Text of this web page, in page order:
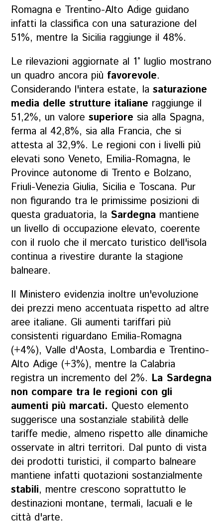
Romagna e Trentino-Alto Adige guidano
infatti la classifica con una saturazione del
51%, mentre la Sicilia raggiunge il 48%.
Le rilevazioni aggiornate al 1° luglio mostrano
un quadro ancora più favorevole.
Considerando l'intera estate, la saturazione
media delle strutture italiane raggiunge il
51,2%, un valoresuperiore sia alla Spagna,
ferma al 42,8%, sia alla Francia, che si
attesta al 32,9%. Le regioni con i livelli più
elevati sono Veneto, Emilia-Romagna, le
Province autonome di Trento e Bolzano,
Friuli-Venezia Giulia, Sicilia e Toscana. Pur
non figurando tra le primissime posizioni di
questa graduatoria, la Sardegna mantiene
un livello di occupazione elevato, coerente
con il ruolo che il mercato turistico dell'isola
continua a rivestire durante la stagione
balneare.
Il Ministero evidenzia inoltre un'evoluzione
dei prezzi meno accentuata rispetto ad altre
aree italiane. Gli aumenti tariffari più
consistenti riguardano Emilia-Romagna
(+4%), Valle d'Aosta, Lombardia e Trentino-
Alto Adige (+3%), mentre la Calabria
registra un incremento del 2%. La Sardegna
non compare tra le regioni con gli
aumenti più marcati. Questo elemento
suggerisce una sostanziale stabilità delle
tariffe medie, almeno rispetto alle dinamiche
osservate in altri territori. Dal punto di vista
dei prodotti turistici, il comparto balneare
mantiene infatti quotazioni sostanzialmente
stabili, mentre crescono soprattutto le
destinazioni montane, termali, lacuali e le
città d'arte.